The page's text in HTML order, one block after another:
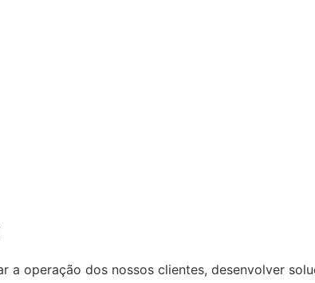
a operação dos nossos clientes, desenvolver